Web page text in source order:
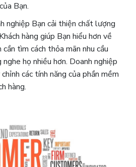
Bạn.
nghiệp Bạn cải thiện chất lượng
hàng giúp Bạn hiểu hơn về
cần tìm cách thỏa mãn nhu cầu
họ nhiều hơn. Doanh nghiệp
các tính năng của phần mềm
hàng.